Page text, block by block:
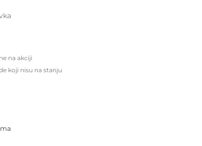
na akciji
koji nisu na stanju